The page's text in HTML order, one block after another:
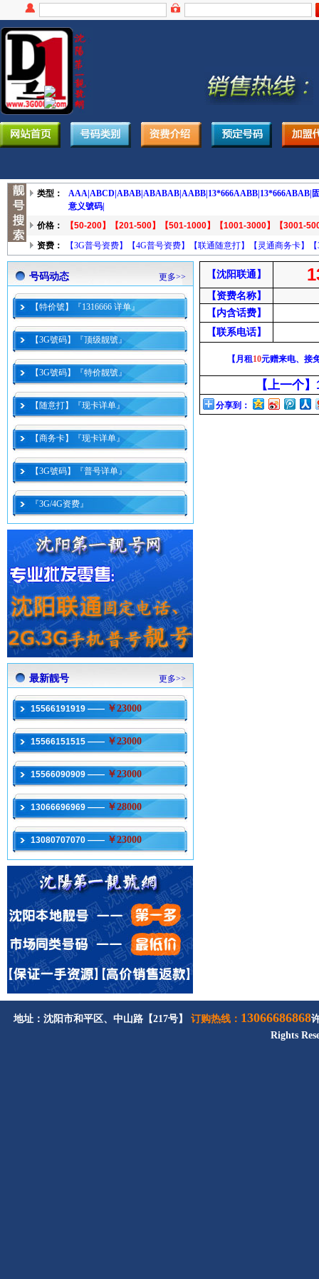
类型： AAA| ABCD| ABAB| ABABAB| AABB| 13*666AABB| 13*666ABAB|
意义號码|
价格：
【50-200】 【201-500】 【501-1000】 【1001-3000】
【3001-
资费：
【3G普号资费】 【4G普号资费】 【联通随意打】 【灵通商务卡】
号码动态 更多>>
【特价號】『1316666 详单』
【3G號码】『顶级靓號』
【3G號码】『特价靓號』
【随意打】『现卡详单』
【商务卡】『现卡详单』
【3G號码】『普号详单』
『3G/4G资费』
最新靓号 更多>>
15566191919 —— ￥23000
15566151515 —— ￥23000
15566090909 —— ￥23000
13066696969 —— ￥28000
13080707070 —— ￥23000
【沈阳联通】
【资费名称】
【内含话费】
【联系电话】
【月租10元赠来电、接
【上一个】
分享到：
地址：沈阳市和平区、中山路【217号】 订购热线： 13066686868
Rights